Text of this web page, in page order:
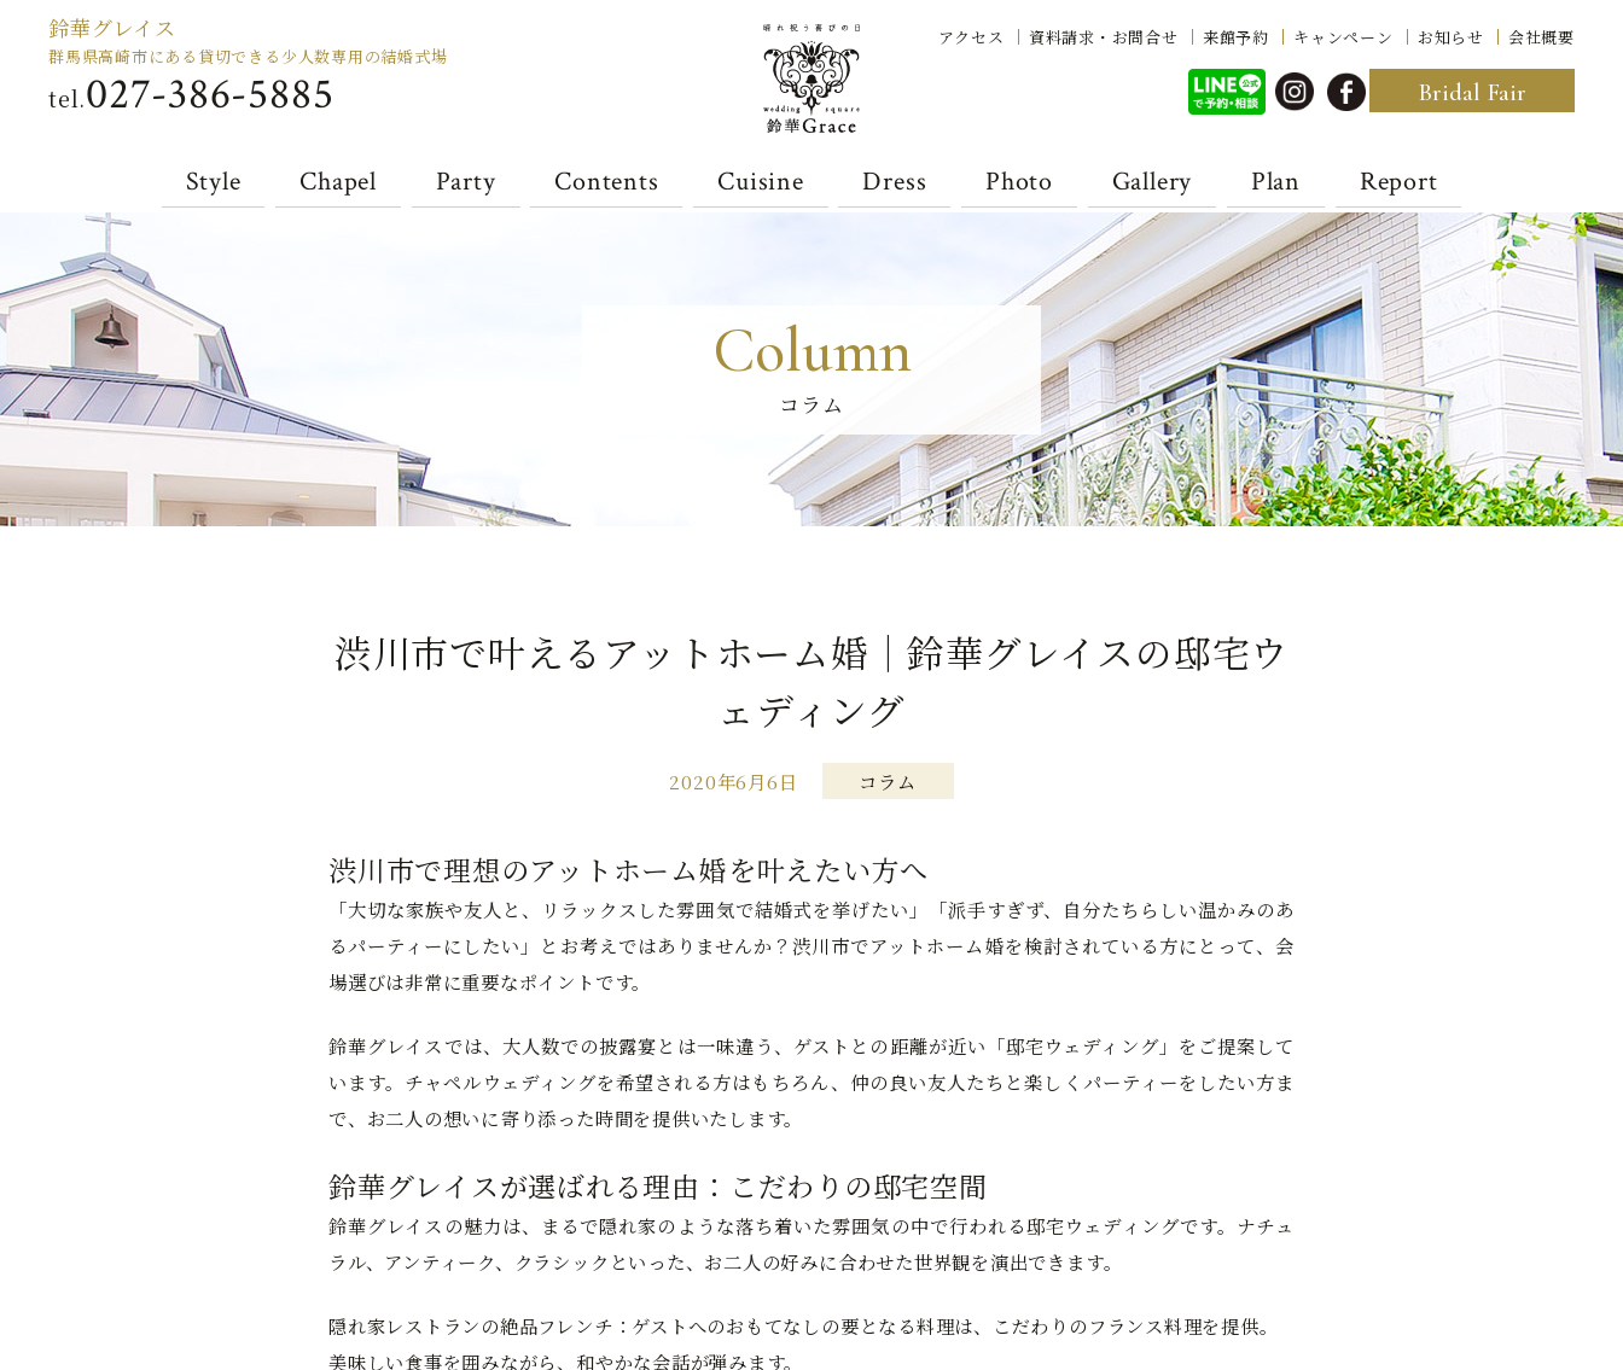
鈴華グレイス
群馬県高崎市にある貸切できる少人数専用の結婚式場
tel.027-386-5885
アクセス 資料請求・お問合せ 来館予約 キャンペーン お知らせ 会社概要
Bridal Fair
Style Chapel Party Contents Cuisine Dress Photo Gallery Plan Report
Column
コラム
渋川市で叶えるアットホーム婚｜鈴華グレイスの邸宅ウ
ェディング
2020年6月6日 コラム
渋川市で理想のアットホーム婚を叶えたい方へ
「大切な家族や友人と、リラックスした雰囲気で結婚式を挙げたい」「派手すぎず、自分たちらしい温かみのあ
るパーティーにしたい」とお考えではありませんか？渋川市でアットホーム婚を検討されている方にとって、会
場選びは非常に重要なポイントです。
鈴華グレイスでは、大人数での披露宴とは一味違う、ゲストとの距離が近い「邸宅ウェディング」をご提案して
います。チャペルウェディングを希望される方はもちろん、仲の良い友人たちと楽しくパーティーをしたい方ま
で、お二人の想いに寄り添った時間を提供いたします。
鈴華グレイスが選ばれる理由：こだわりの邸宅空間
鈴華グレイスの魅力は、まるで隠れ家のような落ち着いた雰囲気の中で行われる邸宅ウェディングです。ナチュ
ラル、アンティーク、クラシックといった、お二人の好みに合わせた世界観を演出できます。
隠れ家レストランの絶品フレンチ： ゲストへのおもてなしの要となる料理は、こだわりのフランス料理を提供。
美味しい食事を囲みながら、和やかな会話が弾みます。